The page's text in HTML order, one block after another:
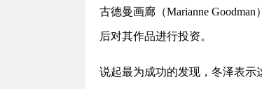
古德曼画廊（Marianne
后对其作品进行投资。
说起最为成功的发现，冬泽表示